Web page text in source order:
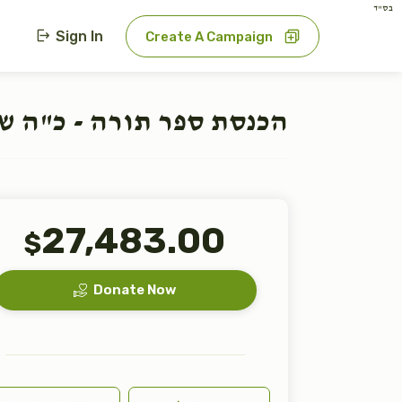
בס"ד
Sign In Create A Campaign
הכנסת ספר תורה - כ"ה
$27,483.00
Donate Now